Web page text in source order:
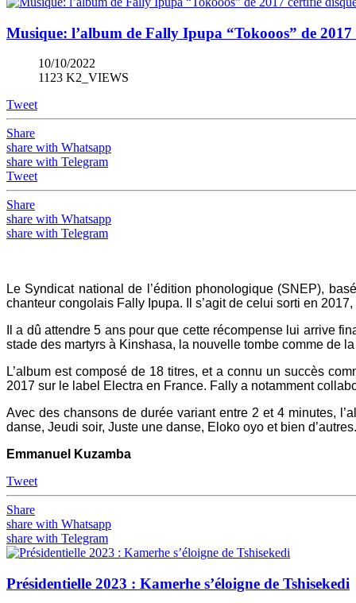
Musique: l’album de Fally Ipupa “Tokooos” de 2017
10/10/2022
1123 K2_VIEWS
Tweet
Share
share with Whatsapp
share with Telegram
Tweet
Share
share with Whatsapp
share with Telegram
Le Syndicat national de l’édition phonologique (SNEP),
chanteur congolais Fally Ipupa. Il s’agit de celui sorti en
Il a dû attendre 5 ans pour que cette récompense lui arrive
stade des martyrs à Kinshasa, la nouvelle tombe comme de
L’album est composé de 18 titres, et a connu un succès
2017 sur le label Electra en France. Fally a notamment
Avec des chansons de durée variant entre 2 et 4 minutes,
danse, Jeudi soir, Juste une danse, Eloko oyo et bien d’autres.
Emmanuel Kuzamba
Tweet
Share
share with Whatsapp
share with Telegram
Présidentielle 2023 : Kamerhe s’éloigne de Tshisekedi